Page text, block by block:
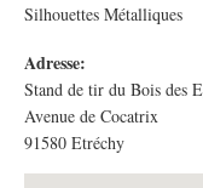
Silhouettes Métalliques
Adresse:
Stand de tir du Bois des
Avenue de Cocatrix
91580 Etréchy